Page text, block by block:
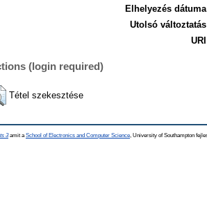
Elhelyezés
Utolsó
(login required)
Tétel szekesztése
3amit a School of Electronics and Computer Science , University of Southampton